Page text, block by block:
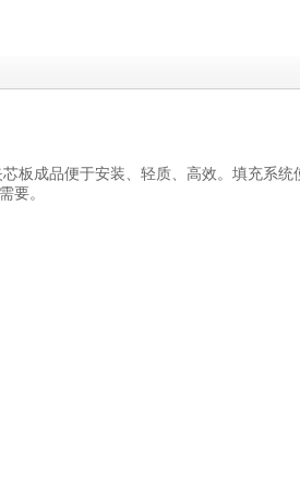
板成品便于安装、轻质、高效。填充系统
要。